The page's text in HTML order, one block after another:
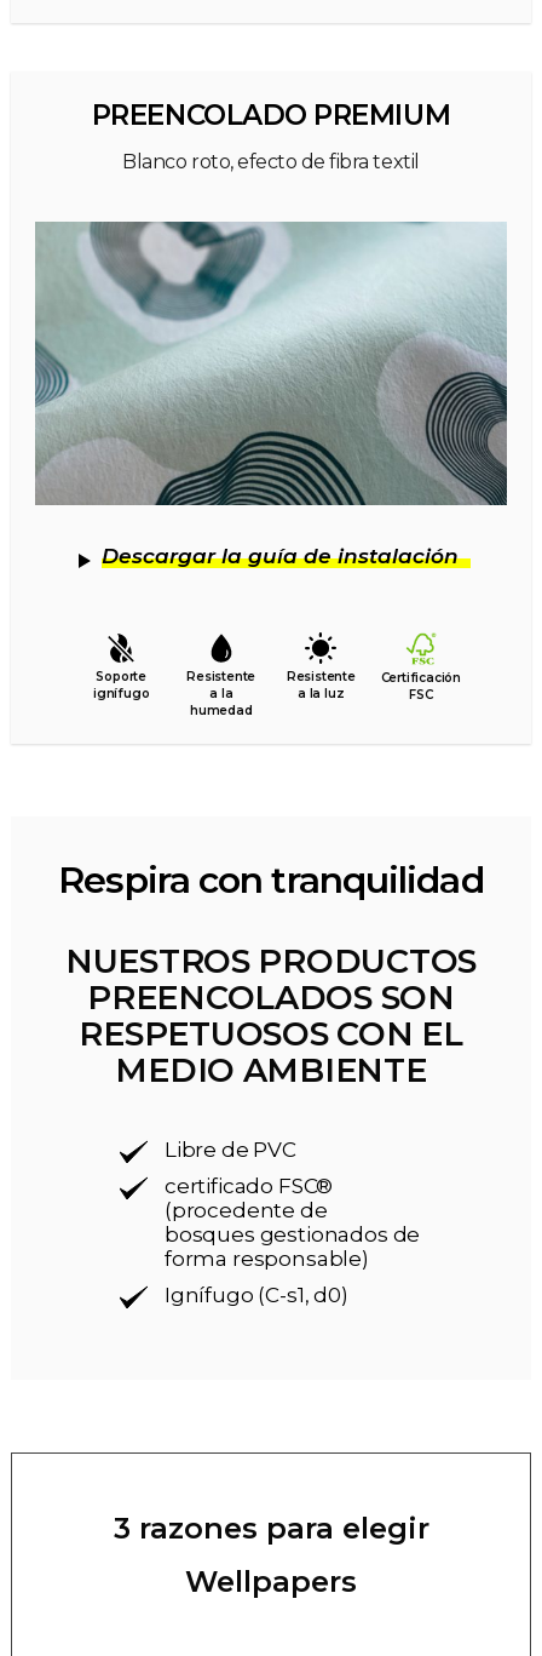
PREENCOLADO PREMIUM
Blanco roto, efecto de fibra textil
Descargar la guía de instalación
Soporte
ignífugo
Resistente
a la
humedad
Resistente
a la luz
Certificación
FSC
Respira con tranquilidad
NUESTROS PRODUCTOS
PREENCOLADOS SON
RESPETUOSOS CON EL
MEDIO AMBIENTE
Libre de PVC
certificado FSC®
(procedente de
bosques gestionados de
forma responsable)
Ignífugo (C-s1, d0)
3 razones para elegir
Wellpapers